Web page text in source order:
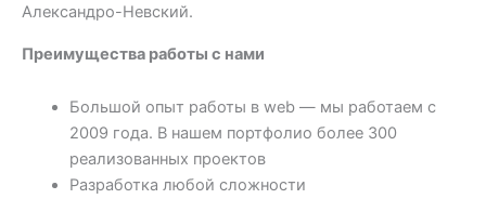
Александро-Невский.
Преимущества работы с нами
Большой опыт работы в web — мы работаем с
2009 года. В нашем портфолио более 300
реализованных проектов
Разработка любой сложности